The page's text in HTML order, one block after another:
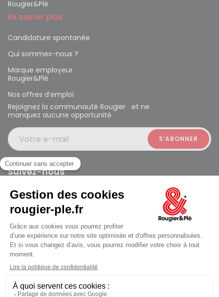
jusqu'au Samedi à 10:00
Rougier&Plé
En savoir plus
Candidature spontanée
Qui sommes-nous ?
Marque employeur
Rougier&Plé
Nos offres d’emploi
Rejoignez la communauté Rougier et ne
manquez aucune opportunité
Votre e-mail
Suivez-nous
Rougier et Plé 2024 Copyright
Mentions légales
Conditions générales des ventes